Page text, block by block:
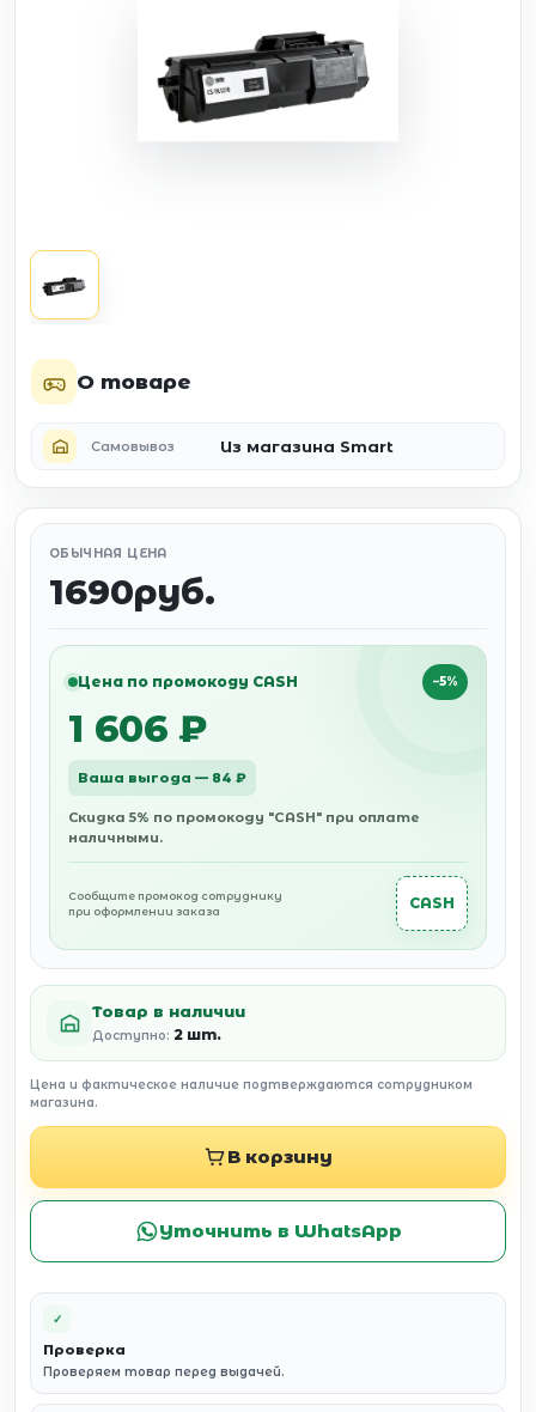
О товаре
Самовывоз Из магазина Smart
ОБЫЧНАЯ ЦЕНА
1690руб.
Цена по промокоду CASH −5%
1 606 ₽
Ваша выгода — 84 ₽
Скидка 5% по промокоду "CASH" при оплате
наличными.
Сообщите промокод сотруднику
при оформлении заказа
CASH
Товар в наличии
Доступно: 2 шт.
Цена и фактическое наличие подтверждаются сотрудником
магазина.
В корзину
Уточнить в WhatsApp
✓
Проверка
Проверяем товар перед выдачей.